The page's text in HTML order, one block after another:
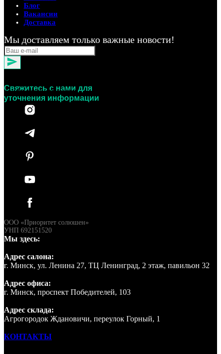
Свяжитесь с нами для
уточнения информации
Блог
Вакансии
Доставка
Мы доставляем только важные новости!
конфиденциальности
ООО «Приоритет солюшен»
УНП 692151520
Мы здесь:
Адрес салона:
г. Минск, ул. Ленина 27, ТЦ Ленинград, 2 этаж, павильон 32
Адрес офиса:
г. Минск, проспект Победителей, 103
Адрес склада:
Агрогородок Ждановичи, переулок Горный, 1
КОНТАКТЫ